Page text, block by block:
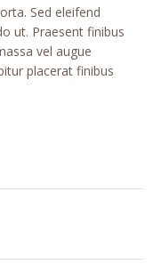
Sed eleifend
ut. Praesent finibus
vel augue
placerat finibus